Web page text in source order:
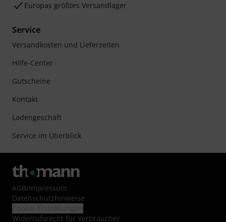
Europas größtes Versandlager
Service
Versandkosten und Lieferzeiten
Hilfe-Center
Gutscheine
Kontakt
Ladengeschäft
Service im Überblick
AGB/Impressum
Datenschutzhinweise
Widerrufsrecht für Verbraucher